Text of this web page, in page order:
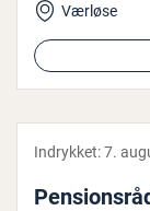
Værløse
Indrykket:7.